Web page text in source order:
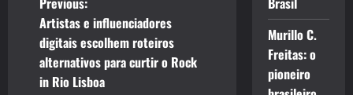
P
o
s
Artistas e influenciadores
digitais escolhem roteiros
alternativos para curtir o Rock
in Rio Lisboa
Murillo C.
Freitas: o
pioneiro